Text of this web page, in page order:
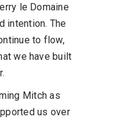
le Domaine
intention. The
to flow,
we have built
Mitch as
us over